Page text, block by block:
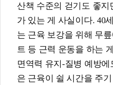
산책 수준의 걷기도 좋지
가 있는 게 사실이다. 40
는 근육 보강을 위해 무
트 등 근력 운동을 하는
면역력 유지-질병 예방
은 근육이 쉴 시간을 주